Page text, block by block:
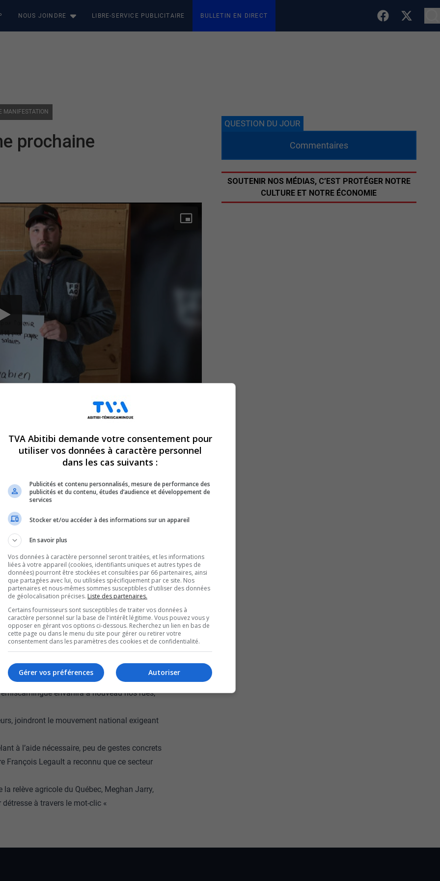
NOUS JOINDRE LIBRE-SERVICE PUBLICITAIRE BULLETIN EN DIRECT
MANIFESTATION
prochaine
Rien ne change en
dans les rues de Rouyn-Noranda,
envahira à nouveau nos rues,
joindront le mouvement national exigeant
à l’aide nécessaire, peu de gestes concrets
François Legault a reconnu que ce secteur
relève agricole du Québec, Meghan Jarry,
à travers le mot-clic «
QUESTION DU JOUR
Commentaires
SOUTENIR NOS MÉDIAS, C’EST PROTÉGER NOTRE
CULTURE ET NOTRE ÉCONOMIE
TVA Abitibi demande votre consentement pour
utiliser vos données à caractère personnel
dans les cas suivants :
Publicités et contenu personnalisés, mesure de performance des
publicités et du contenu, études d’audience et développement de
services
Stocker et/ou accéder à des informations sur un appareil
En savoir plus
Vos données à caractère personnel seront traitées, et les informations
liées à votre appareil (cookies, identifiants uniques et autres types de
données) pourront être stockées et consultées par 66 partenaires, ainsi
que partagées avec lui, ou utilisées spécifiquement par ce site. Nos
partenaires et nous-mêmes sommes susceptibles d'utiliser des données
de géolocalisation précises. Liste des partenaires.
Certains fournisseurs sont susceptibles de traiter vos données à
caractère personnel sur la base de l'intérêt légitime. Vous pouvez vous y
opposer en gérant vos options ci-dessous. Recherchez un lien en bas de
cette page ou dans le menu du site pour gérer ou retirer votre
consentement dans les paramètres des cookies et de confidentialité.
Autoriser
Gérer vos préférences